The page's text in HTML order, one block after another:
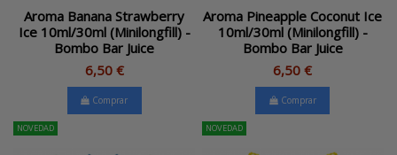
Aroma Banana Strawberry
Ice 10ml/30ml (Minilongfill) -
Bombo Bar Juice
6,50 €
Comprar
Aroma Pineapple Coconut Ice
10ml/30ml (Minilongfill) -
Bombo Bar Juice
6,50 €
Comprar
NOVEDAD NOVEDAD